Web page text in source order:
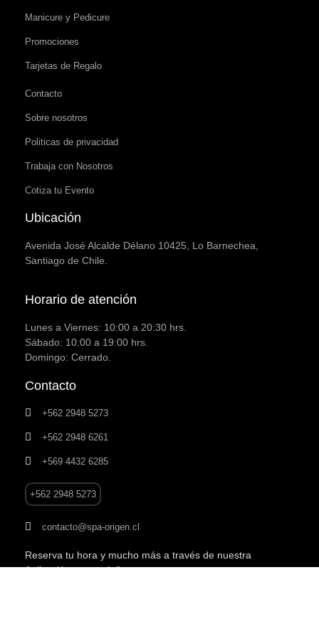
Manicure y Pedicure
Promociones
Tarjetas de Regalo
Contacto
Sobre nosotros
Politicas de privacidad
Trabaja con Nosotros
Cotiza tu Evento
Ubicación
Avenida José Alcalde Délano 10425, Lo Barnechea,
Santiago de Chile.
Horario de atención
Lunes a Viernes: 10:00 a 20:30 hrs.
Sábado: 10:00 a 19:00 hrs.
Domingo: Cerrado.
Contacto
+562 2948 5273
+562 2948 6261
+569 4432 6285
+562 2948 5273
contacto@spa-origen.cl
Reserva tu hora y mucho más a través de nuestra
Aplicación para móviles.